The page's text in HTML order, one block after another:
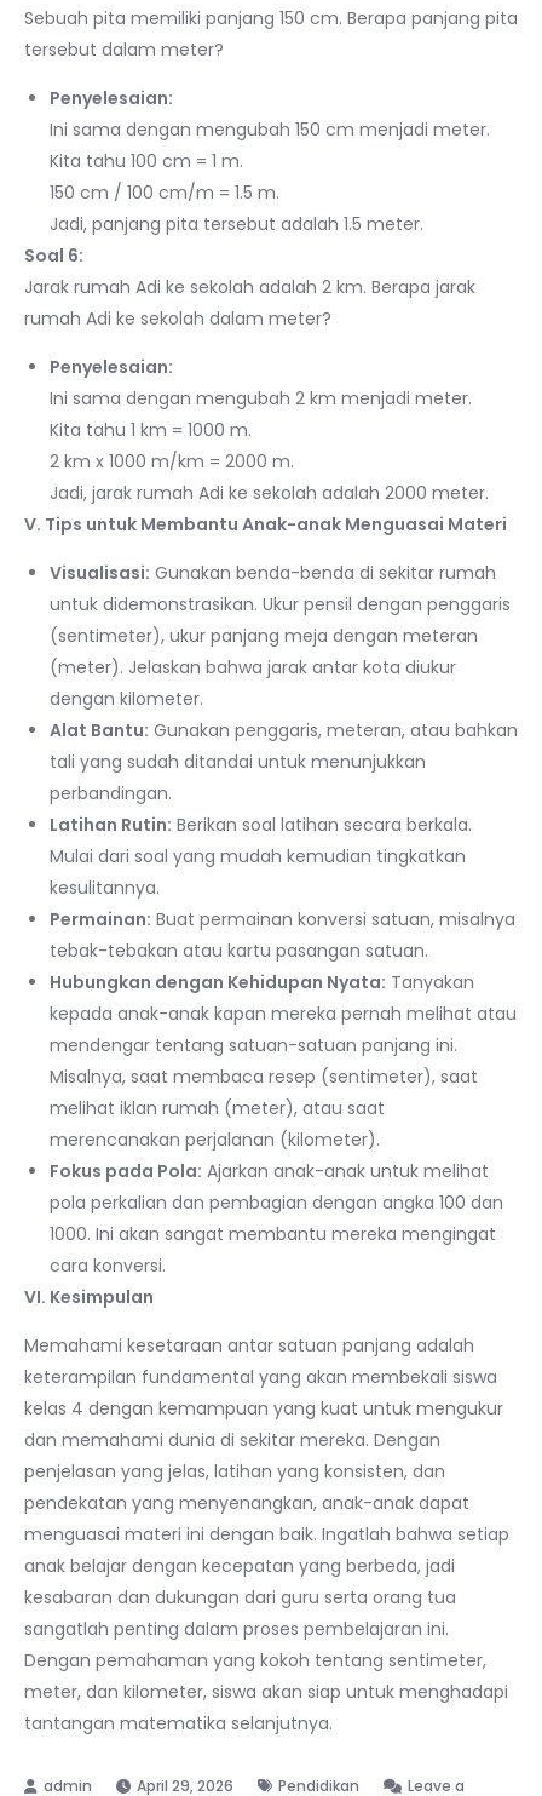
Sebuah pita memiliki panjang 150 cm. Berapa panjang pita
tersebut dalam meter?
Penyelesaian:
Ini sama dengan mengubah 150 cm menjadi meter.
Kita tahu 100 cm = 1 m.
150 cm / 100 cm/m = 1.5 m.
Jadi, panjang pita tersebut adalah 1.5 meter.
Soal 6:
Jarak rumah Adi ke sekolah adalah 2 km. Berapa jarak
rumah Adi ke sekolah dalam meter?
Penyelesaian:
Ini sama dengan mengubah 2 km menjadi meter.
Kita tahu 1 km = 1000 m.
2 km x 1000 m/km = 2000 m.
Jadi, jarak rumah Adi ke sekolah adalah 2000 meter.
V. Tips untuk Membantu Anak-anak Menguasai Materi
Visualisasi: Gunakan benda-benda di sekitar rumah
untuk didemonstrasikan. Ukur pensil dengan penggaris
(sentimeter), ukur panjang meja dengan meteran
(meter). Jelaskan bahwa jarak antar kota diukur
dengan kilometer.
Alat Bantu: Gunakan penggaris, meteran, atau bahkan
tali yang sudah ditandai untuk menunjukkan
perbandingan.
Latihan Rutin: Berikan soal latihan secara berkala.
Mulai dari soal yang mudah kemudian tingkatkan
kesulitannya.
Permainan: Buat permainan konversi satuan, misalnya
tebak-tebakan atau kartu pasangan satuan.
Hubungkan dengan Kehidupan Nyata: Tanyakan
kepada anak-anak kapan mereka pernah melihat atau
mendengar tentang satuan-satuan panjang ini.
Misalnya, saat membaca resep (sentimeter), saat
melihat iklan rumah (meter), atau saat
merencanakan perjalanan (kilometer).
Fokus pada Pola: Ajarkan anak-anak untuk melihat
pola perkalian dan pembagian dengan angka 100 dan
1000. Ini akan sangat membantu mereka mengingat
cara konversi.
VI. Kesimpulan
Memahami kesetaraan antar satuan panjang adalah
keterampilan fundamental yang akan membekali siswa
kelas 4 dengan kemampuan yang kuat untuk mengukur
dan memahami dunia di sekitar mereka. Dengan
penjelasan yang jelas, latihan yang konsisten, dan
pendekatan yang menyenangkan, anak-anak dapat
menguasai materi ini dengan baik. Ingatlah bahwa setiap
anak belajar dengan kecepatan yang berbeda, jadi
kesabaran dan dukungan dari guru serta orang tua
sangatlah penting dalam proses pembelajaran ini.
Dengan pemahaman yang kokoh tentang sentimeter,
meter, dan kilometer, siswa akan siap untuk menghadapi
tantangan matematika selanjutnya.
April 29, 2026 Pendidikan Leave a